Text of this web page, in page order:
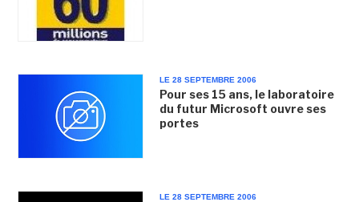
LE 28 SEPTEMBRE 2006
Pour ses 15 ans, le laboratoire
du futur Microsoft ouvre ses
portes
LE 28 SEPTEMBRE 2006